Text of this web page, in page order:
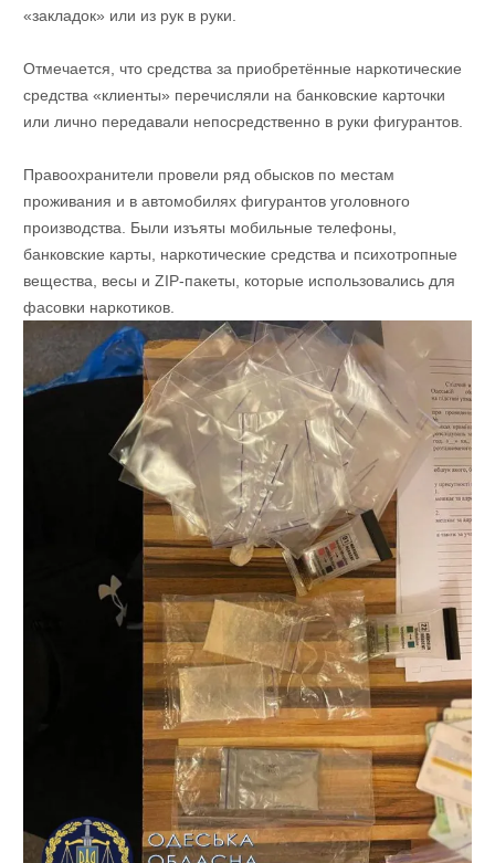
«закладок» или из рук в руки.
Отмечается, что средства за приобретённые наркотические
средства «клиенты» перечисляли на банковские карточки
или лично передавали непосредственно в руки фигурантов.
Правоохранители провели ряд обысков по местам
проживания и в автомобилях фигурантов уголовного
производства. Были изъяты мобильные телефоны,
банковские карты, наркотические средства и психотропные
вещества, весы и ZIP-пакеты, которые использовались для
фасовки наркотиков.